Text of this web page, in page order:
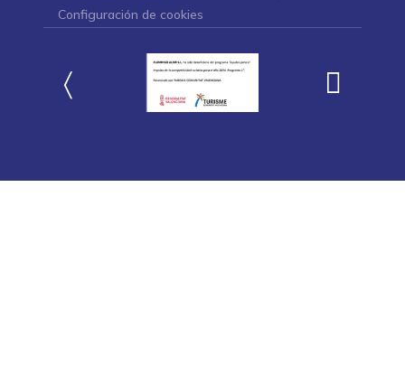
Configuración de cookies